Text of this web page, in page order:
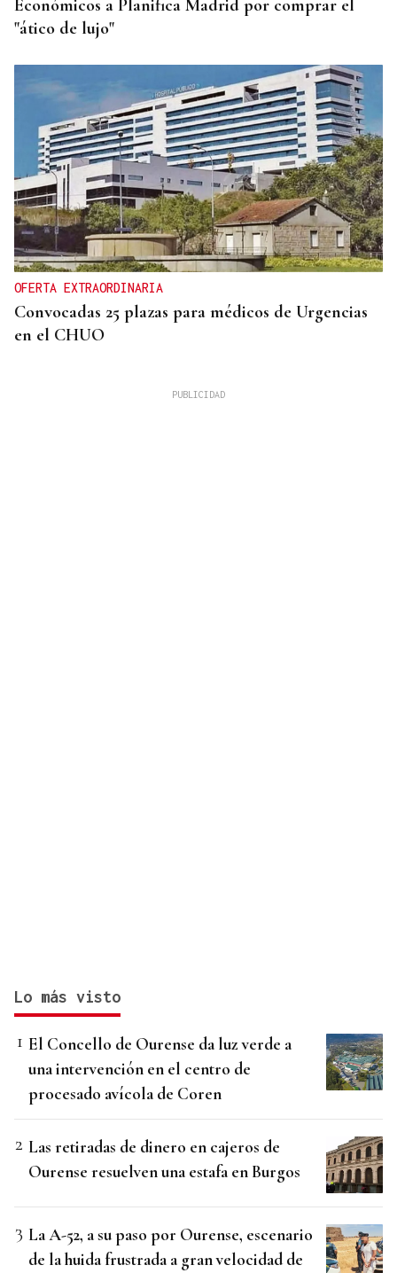
Económicos a Planifica Madrid por comprar el
"ático de lujo"
OFERTA EXTRAORDINARIA
Convocadas 25 plazas para médicos de Urgencias
en el CHUO
Lo más visto
El Concello de Ourense da luz verde a
una intervención en el centro de
procesado avícola de Coren
Las retiradas de dinero en cajeros de
Ourense resuelven una estafa en Burgos
La A-52, a su paso por Ourense, escenario
de la huida frustrada a gran velocidad de